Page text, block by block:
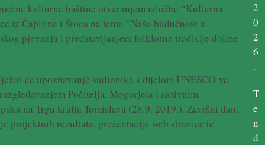
kulturne baštine otvaranjem izložbe “Kulturna
iz Čapljine i Stoca na temu “Naša budućnost u
pjevanja i predstavljanjem folklorne tradicije doline
će upoznavanje sudionika s dijelom UNESCO-ve
Počitelja, Mogorjela i aktivnim
na Trgu kralja Tomislava (28.9. 2019.). Završni dan,
projektnih rezultata, prezentaciju web stranice te
2
0
2
6
.
T
e
n
d